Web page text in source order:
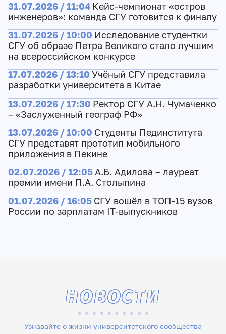
31.07.2026 / 11:04 Кейс-чемпионат «остров
инженеров»: команда СГУ готовится к финалу
31.07.2026 / 10:00 Исследование студентки
СГУ об образе Петра Великого стало лучшим
на всероссийском конкурсе
17.07.2026 / 13:10 Учёный СГУ представила
разработки университета в Китае
13.07.2026 / 17:30 Ректор СГУ А.Н. Чумаченко
– «Заслуженный географ РФ»
13.07.2026 / 10:00 Студенты Пединститута
СГУ представят прототип мобильного
приложения в Пекине
02.07.2026 / 12:05 А.Б. Адилова – лауреат
премии имени П.А. Столыпина
01.07.2026 / 16:05 СГУ вошёл в ТОП-15 вузов
России по зарплатам IT-выпускников
Узнавайте о жизни университетского сообщества
НОВОСТИ